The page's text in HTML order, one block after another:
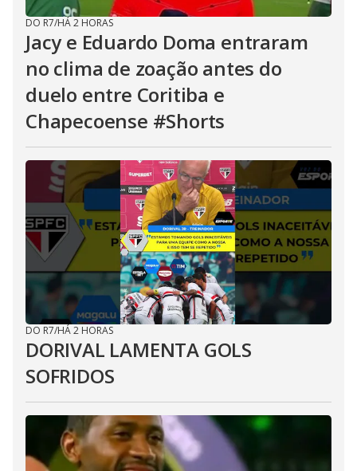
DO R7/HÁ 2 HORAS
Jacy e Eduardo Doma entraram
no clima de zoação antes do
duelo entre Coritiba e
Chapecoense #Shorts
DO R7/HÁ 2 HORAS
DORIVAL LAMENTA GOLS
SOFRIDOS